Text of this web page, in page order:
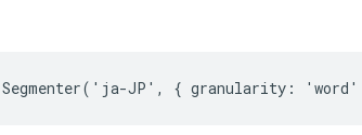
Segmenter( ' ja-JP ' , { granularity : ' word '